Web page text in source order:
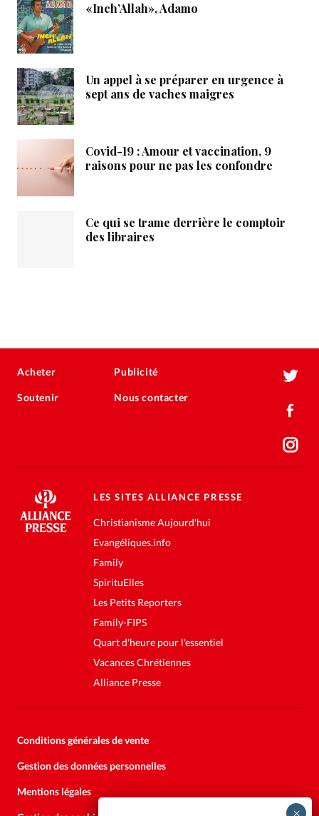
«Inch’Allah», Adamo
Un appel à se préparer en urgence à
sept ans de vaches maigres
Covid-19 : Amour et vaccination, 9
raisons pour ne pas les confondre
Ce qui se trame derrière le comptoir
des libraires
Acheter
Soutenir
Publicité
Nous contacter
LES SITES ALLIANCE PRESSE
Christianisme Aujourd'hui
Evangéliques.info
Family
SpirituElles
Les Petits Reporters
Family-FIPS
Quart d'heure pour l'essentiel
Vacances Chrétiennes
Alliance Presse
Conditions générales de vente
Gestion des données personnelles
Mentions légales